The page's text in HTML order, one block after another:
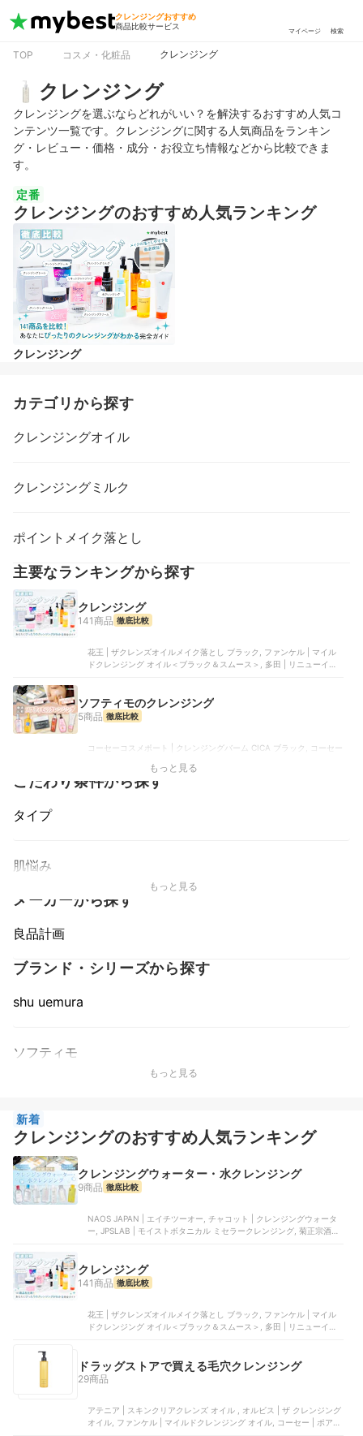
クレンジングおすすめ
商品比較サービス
マイページ 検索
TOP コスメ・化粧品 クレンジング
クレンジング
クレンジングを選ぶならどれがいい？を解決するおすすめ人気コ
ンテンツ一覧です。クレンジングに関する人気商品をランキン
グ・レビュー・価格・成分・お役立ち情報などから比較できま
す。
定番
クレンジングのおすすめ人気ランキング
クレンジング
カテゴリから探す
クレンジングオイル
クレンジングミルク
ポイントメイク落とし
主要なランキングから探す
クレンジング
141商品 徹底比較
花王 | ザクレンズオイルメイク落とし ブラック, ファンケル | マイル
ドクレンジング オイル＜ブラック＆スムース＞, 多田 | リニューイン
ソフティモのクレンジング
5商品 徹底比較
コーセーコスメポート | クレンジングバーム CICA ブラック, コーセー
メポート | スピーディ クレンジングオイル, コーセーコスメポート |
ディープ クレンジングオイル, コーセーコスメポート | クッションク
もっと見る
こだわり条件から探す
タイプ
肌悩み
もっと見る
メーカーから探す
良品計画
ブランド・シリーズから探す
shu uemura
ソフティモ
もっと見る
新着
クレンジングのおすすめ人気ランキング
クレンジングウォーター・水クレンジング
9商品 徹底比較
NAOS JAPAN | エイチツーオー, チャコット | クレンジングウォータ
ー, JPSLAB | モイストボタニカル ミセラークレンジング, 菊正宗酒造
クレンジング
141商品 徹底比較
花王 | ザクレンズオイルメイク落とし ブラック, ファンケル | マイル
ドクレンジング オイル＜ブラック＆スムース＞, 多田 | リニューイン
ドラッグストアで買える毛穴クレンジング
29商品
アテニア | スキンクリアクレンズ オイル , オルビス | ザ クレンジング
オイル, ファンケル | マイルドクレンジング オイル, コーセー | ポアク